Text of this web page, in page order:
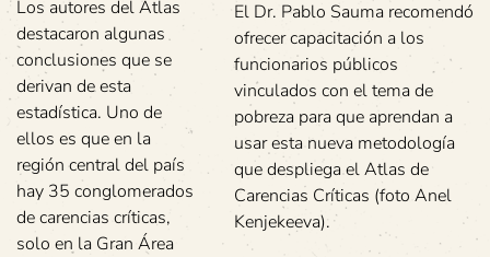
El Dr. Pablo Sauma recomendó
ofrecer capacitación a los
funcionarios públicos
vinculados con el tema de
pobreza para que aprendan a
usar esta nueva metodología
que despliega el Atlas de
Carencias Críticas (foto Anel
Kenjekeeva).
Los autores del Atlas
destacaron algunas
conclusiones que se
derivan de esta
estadística. Uno de
ellos es que en la
región central del país
hay 35 conglomerados
de carencias críticas,
solo en la Gran Área